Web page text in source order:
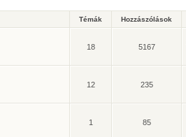
Témák Hozzászólások
18 5167
12 235
1 85